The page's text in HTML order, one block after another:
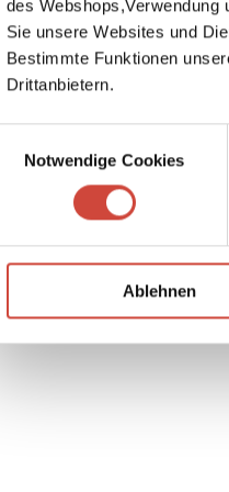
des
Sie unsere Websites und
Bestimmte Funktionen
Drittanbietern.
Notwendige Cookies
Ablehnen